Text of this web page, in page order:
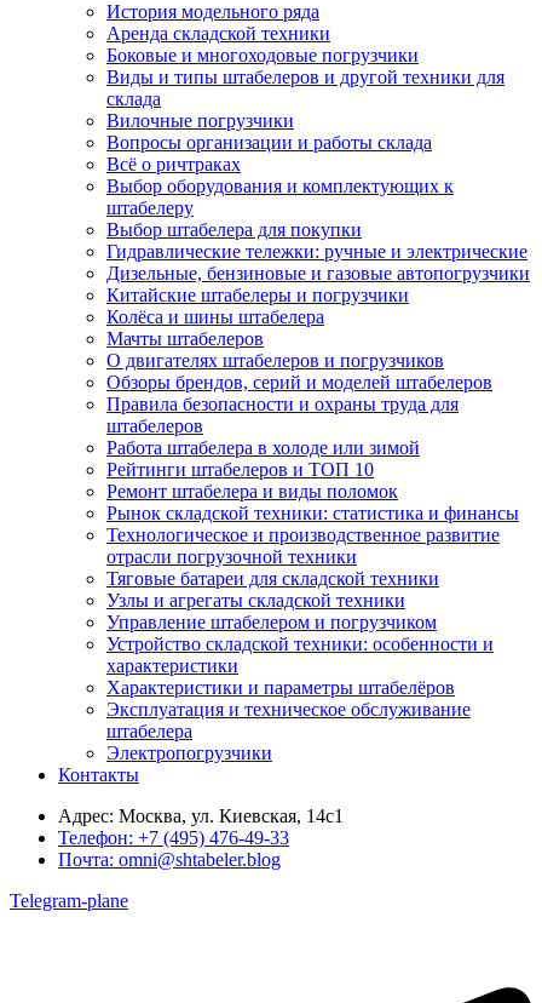
История модельного ряда
Аренда складской техники
Боковые и многоходовые погрузчики
Виды и типы штабелеров и другой техники для
склада
Вилочные погрузчики
Вопросы организации и работы склада
Всё о ричтраках
Выбор оборудования и комплектующих к
штабелеру
Выбор штабелера для покупки
Гидравлические тележки: ручные и электрические
Дизельные, бензиновые и газовые автопогрузчики
Китайские штабелеры и погрузчики
Колёса и шины штабелера
Мачты штабелеров
О двигателях штабелеров и погрузчиков
Обзоры брендов, серий и моделей штабелеров
Правила безопасности и охраны труда для
штабелеров
Работа штабелера в холоде или зимой
Рейтинги штабелеров и ТОП 10
Ремонт штабелера и виды поломок
Рынок складской техники: статистика и финансы
Технологическое и производственное развитие
отрасли погрузочной техники
Тяговые батареи для складской техники
Узлы и агрегаты складской техники
Управление штабелером и погрузчиком
Устройство складской техники: особенности и
характеристики
Характеристики и параметры штабелёров
Эксплуатация и техническое обслуживание
штабелера
Электропогрузчики
Контакты
Адрес: Москва, ул. Киевская, 14с1
Телефон: +7 (495) 476-49-33
Почта: omni@shtabeler.blog
Telegram-plane